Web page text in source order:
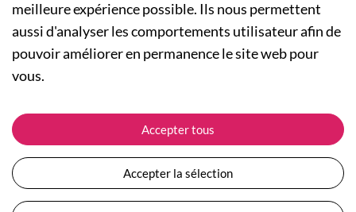
A PROPOS
Qui sommes-nous ?
Actualités
Nos engagements
Plan du site
Devenir revendeur
NOS RUBRIQUES
Collection Femme
Collection Enfants
Les Totebags
Nos différents thèmes
ASSISTANCE
Suivre ma commande
Expédition et livraison
Retour et remboursement
Moyens de paiement
meilleure expérience possible. Ils nous permettent
aussi d'analyser les comportements utilisateur afin de
pouvoir améliorer en permanence le site web pour
vous.
Accepter tous
Accepter la sélection